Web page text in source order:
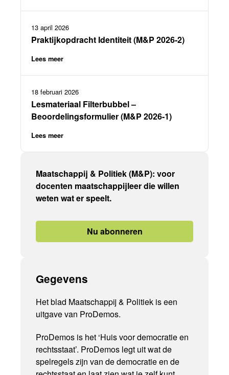
13 april 2026
Praktijkopdracht Identiteit (M&P 2026-2)
Lees meer
18 februari 2026
Lesmateriaal Filterbubbel –
Beoordelingsformulier (M&P 2026-1)
Lees meer
Maatschappij & Politiek (M&P): voor
docenten maatschappijleer die willen
weten wat er speelt.
Nu abonneren
Gegevens
Het blad Maatschappij & Politiek is een
uitgave van ProDemos.
ProDemos is het ‘Huis voor democratie en
rechtsstaat’. ProDemos legt uit wat de
spelregels zijn van de democratie en de